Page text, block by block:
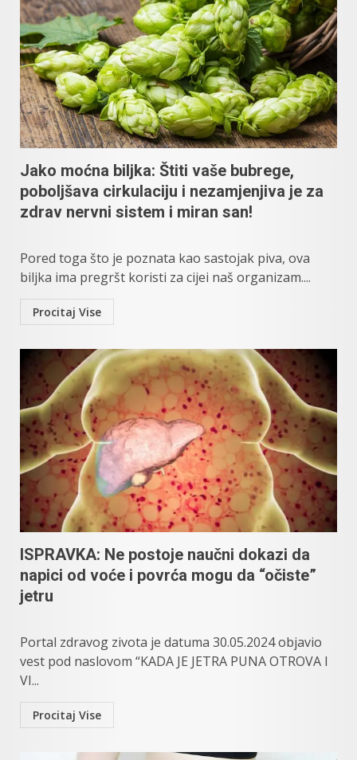
Jako moćna biljka: Štiti vaše bubrege,
poboljšava cirkulaciju i nezamjenjiva je za
zdrav nervni sistem i miran san!
Pored toga što je poznata kao sastojak piva, ova
biljka ima pregršt koristi za cijei naš organizam....
Procitaj Vise
ISPRAVKA: Ne postoje naučni dokazi da
napici od voće i povrća mogu da “očiste”
jetru
Portal zdravog zivota je datuma 30.05.2024 objavio
vest pod naslovom “KADA JE JETRA PUNA OTROVA I
VI...
Procitaj Vise